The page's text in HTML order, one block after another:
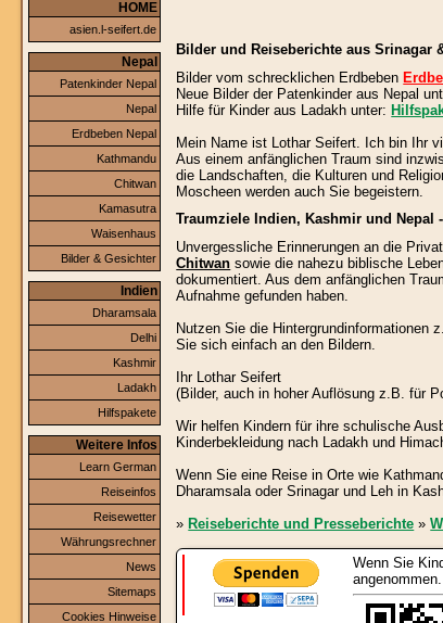
HOME
asien.l-seifert.de
Nepal
Patenkinder Nepal
Nepal
Erdbeben Nepal
Kathmandu
Chitwan
Kamasutra
Waisenhaus
Bilder & Gesichter
Indien
Dharamsala
Delhi
Kashmir
Ladakh
Hilfspakete
Weitere Infos
Learn German
Reiseinfos
Reisewetter
Währungsrechner
News
Sitemaps
Cookies Hinweise
Bilder und Reiseberichte aus Srinagar
Bilder vom schrecklichen Erdbeben
Neue Bilder der Patenkinder aus Nepal
Hilfe für Kinder aus Ladakh unter:
Mein Name ist Lothar Seifert. Ich bin Ihr
Aus einem anfänglichen Traum sind
die Landschaften, die Kulturen und
Moscheen werden auch Sie begeistern.
Traumziele Indien, Kashmir und Nepal
Unvergessliche Erinnerungen an die
Chitwan sowie die nahezu biblische
dokumentiert. Aus dem anfänglichen
Aufnahme gefunden haben.
Nutzen Sie die Hintergrundinformationen
Sie sich einfach an den Bildern.
Ihr Lothar Seifert
(Bilder, auch in hoher Auflösung z.B. für
Wir helfen Kindern für ihre schulische
Kinderbekleidung nach Ladakh und
Wenn Sie eine Reise in Orte wie
Dharamsala oder Srinagar und Leh in
» Reiseberichte und Presseberichte »
Wenn Sie